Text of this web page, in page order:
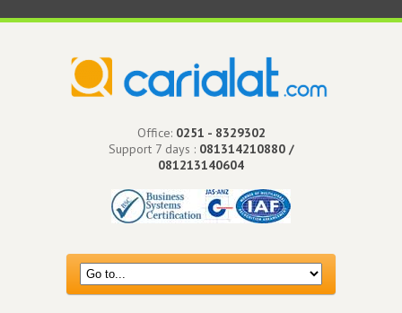
Office: 0251 - 8329302
Support 7 days : 081314210880 /
081213140604